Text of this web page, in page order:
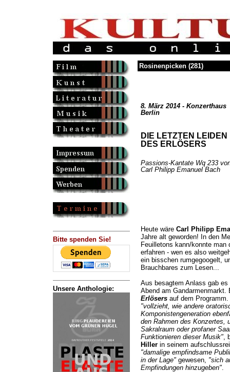
Bitte spenden Sie!
Unsere Anthologie:
Rosinenpicken (281)
8. März 2014 - Konzerthaus
Berlin
DIE LETZTEN LEIDEN
DES ERLÖSERS
Passions-Kantate Wq 233
Carl Philipp Emanuel Bach
Heute wäre Carl Philipp
Jahre alt geworden! In den
Feuilletons kann/konnte man
erfahren - wen es also
ein bisschen rumgegoogelt,
Brauchbares zum Lesen...
Aus besagtem Anlass gab
Abend am
Erlösersauf dem Programm.
"vollzieht, wie andere
Komponistengeneration
den Rahmen des Konzertes,
Sakralraum oder profaner
Funktionieren dieser Musik",
Hillerin seinem
"damalige empfindsame
in der Lage"gewesen, "sich
Empfindungen hinzugeben".